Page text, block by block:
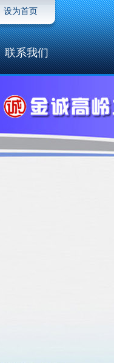
设为首页
联系我们